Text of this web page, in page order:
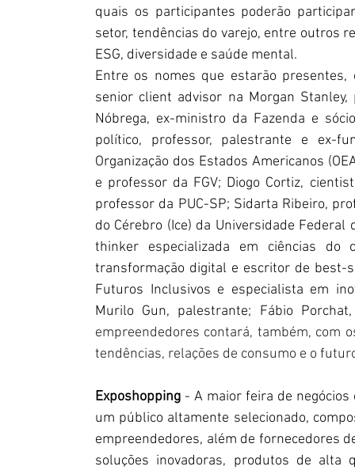
quais os participantes poderão
setor, tendências do varejo, entre outros
ESG, diversidade e saúde mental.
Entre os nomes que estarão
senior client advisor na Morgan
Nóbrega, ex-ministro da Fazenda e
político, professor, palestrante e ex-
Organização dos Estados Americanos
e professor da FGV; Diogo Cortiz,
professor da PUC-SP; Sidarta Ribeiro,
do Cérebro (Ice) da Universidade
thinker especializada em ciências do
transformação digital e escritor de best-
Futuros Inclusivos e especialista em
Murilo Gun, palestrante; Fábio
empreendedores contará, também, com
tendências, relações de consumo e o
Exposhopping - A maior feira de
um público altamente selecionado,
empreendedores, além de fornecedores
soluções inovadoras, produtos de